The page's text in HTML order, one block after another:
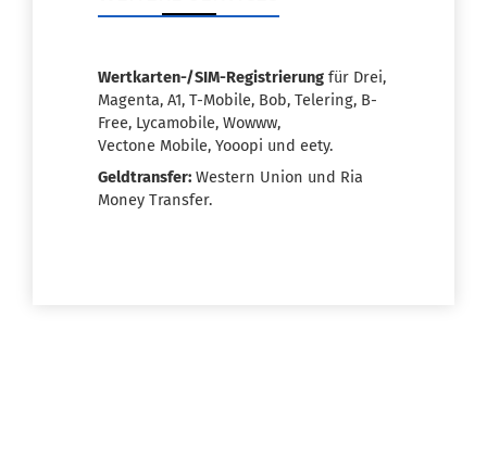
Wertkarten-/SIM-Registrierung für Drei,
Magenta, A1, T-Mobile, Bob, Telering, B-
Free, Lycamobile, Wowww,
Vectone Mobile, Yooopi und eety.
Geldtransfer: Western Union und Ria
Money Transfer.